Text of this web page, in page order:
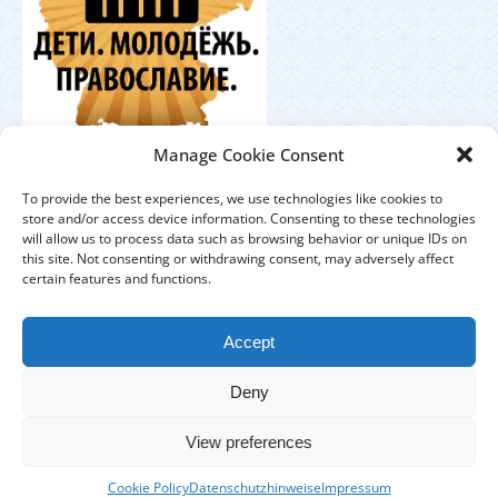
Manage Cookie Consent
To provide the best experiences, we use technologies like cookies to
store and/or access device information. Consenting to these technologies
will allow us to process data such as browsing behavior or unique IDs on
this site. Not consenting or withdrawing consent, may adversely affect
certain features and functions.
Accept
Deny
View preferences
Cookie PolicyDatenschutzhinweiseImpressum
центр по работе с православной молодёжью в
Германии
Reserved